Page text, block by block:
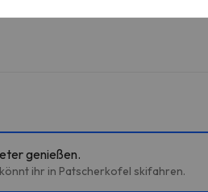
genießen.
ihr in Patscherkofel skifahren.